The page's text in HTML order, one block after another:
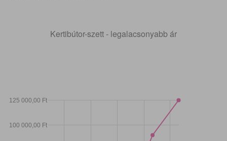
Kertibútor-szett - legalacsonyabb ár
100 000,00 Ft
125 000,00 Ft